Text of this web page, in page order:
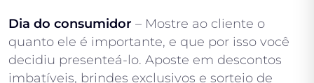
Dia do consumidor – Mostre ao cliente o
quanto ele é importante, e que por isso você
decidiu presenteá-lo. Aposte em descontos
imbatíveis, brindes exclusivos e sorteio de